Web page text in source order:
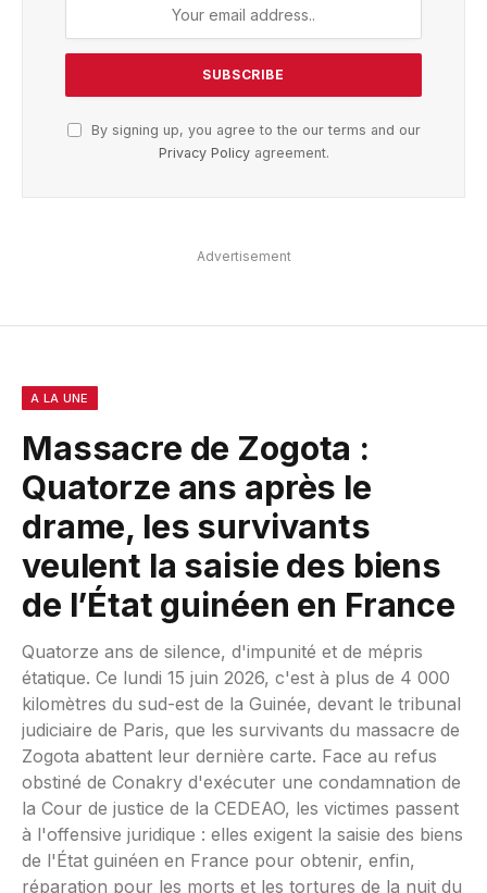
By signing up, you agree to the our terms and our
Privacy Policyagreement.
Advertisement
A LA UNE
Massacre de Zogota :
Quatorze ans après le
drame, les survivants
veulent la saisie des biens
de l’État guinéen en France
Quatorze ans de silence, d'impunité et de mépris
étatique. Ce lundi 15 juin 2026, c'est à plus de 4 000
kilomètres du sud-est de la Guinée, devant le tribunal
judiciaire de Paris, que les survivants du massacre de
Zogota abattent leur dernière carte. Face au refus
obstiné de Conakry d'exécuter une condamnation de
la Cour de justice de la CEDEAO, les victimes passent
à l'offensive juridique : elles exigent la saisie des biens
de l'État guinéen en France pour obtenir, enfin,
réparation pour les morts et les tortures de la nuit du